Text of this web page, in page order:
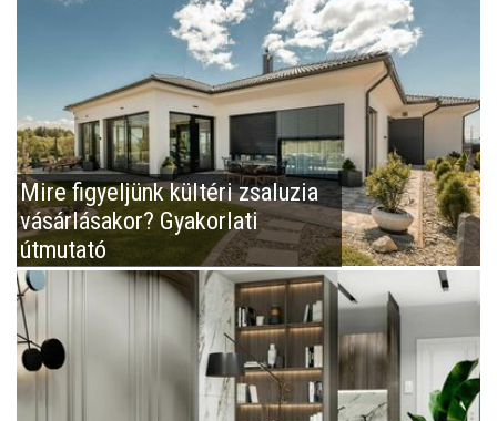
Mire figyeljünk kültéri zsaluzia
vásárlásakor? Gyakorlati
útmutató